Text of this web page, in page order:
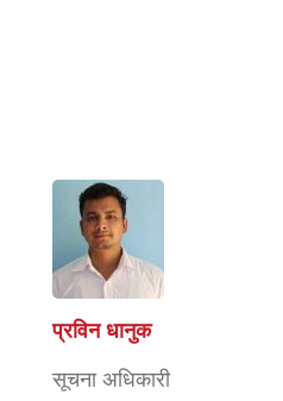
प्रविन धानुक
सूचना अधिकारी